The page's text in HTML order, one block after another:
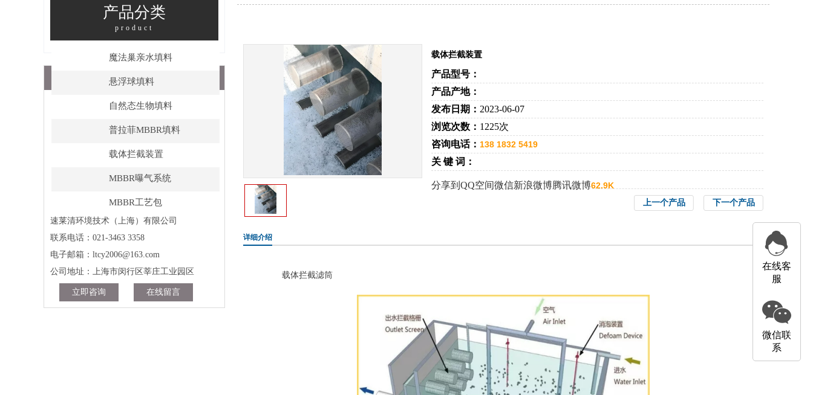
产品分类
product
魔法巢亲水填料
悬浮球填料
自然态生物填料
普拉菲MBBR填料
载体拦截装置
MBBR曝气系统
MBBR工艺包
联系我们
速莱清环境技术（上海）有限公司
联系电话：021-3463 3358
电子邮箱：ltcy2006@163.com
公司地址：上海市闵行区莘庄工业园区
立即咨询 在线留言
载体拦截装置
产品型号：
产品产地：
发布日期： 2023-06-07
浏览次数： 1225次
咨询电话： 138 1832 5419
关 键 词：
分享到 QQ空间微信新浪微博腾讯微博62.9K
下一个产品
上一个产品
详细介绍
载体拦截滤筒
在线客
服
微信联
系